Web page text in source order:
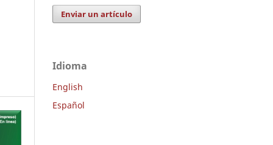
Enviar un artículo
Idioma
English
Español